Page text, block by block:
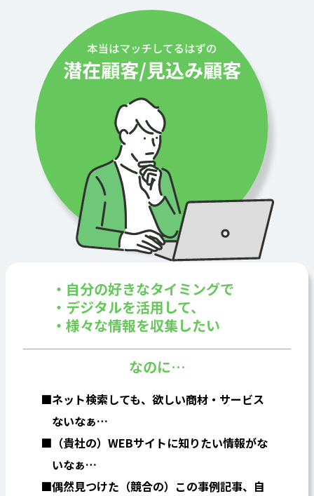
自分の好きなタイミングで
デジタルを活用して、
様々な情報を収集したい
なのに…
ネット検索しても、欲しい商材・サービス
ないなぁ…
（貴社の）WEBサイトに知りたい情報がな
いなぁ…
偶然見つけた（競合の）この事例記事、自